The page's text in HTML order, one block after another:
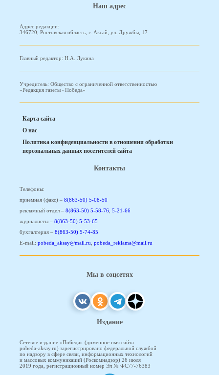
Наш адрес
Адрес редакции:
346720, Ростовская область, г. Аксай, ул. Дружбы, 17
Главный редактор: Н.А. Лукина
Учредитель: Общество с ограниченной ответственностью
«Редакция газеты «Победа»
Карта сайта
О нас
Политика конфиденциальности в отношении обработки
персональных данных посетителей сайта
Контакты
Телефоны:
приемная (факс) – 8(863-50) 5-08-50
рекламный отдел – 8(863-50) 5-58-76 5-21-66
журналисты – 8(863-50) 5-53-65
бухгалтерия – 8(863-50) 5-74-85
E-mail: pobeda_aksay@mail.ru pobeda_reklama@mail.ru
Мы в соцсетях
Издание
Сетевое издание «Победа» (доменное имя сайта
pobeda-aksay.ru) зарегистрировано федеральной службой
по надзору в сфере связи, информационных технологий
и массовых коммуникаций (Роскомнадзор) 26 июля
2019 года, регистрационный номер Эл № ФС77-76383